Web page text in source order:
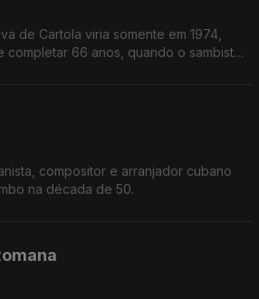
de Cartola viria somente em 1974,
completar 66 anos, quando o sambista
compositor e arranjador cubano
na década de 50.